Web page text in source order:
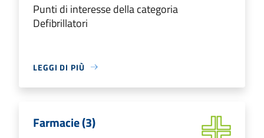
Punti di interesse della categoria
Defibrillatori
LEGGI DI PIÙ
Farmacie (3)